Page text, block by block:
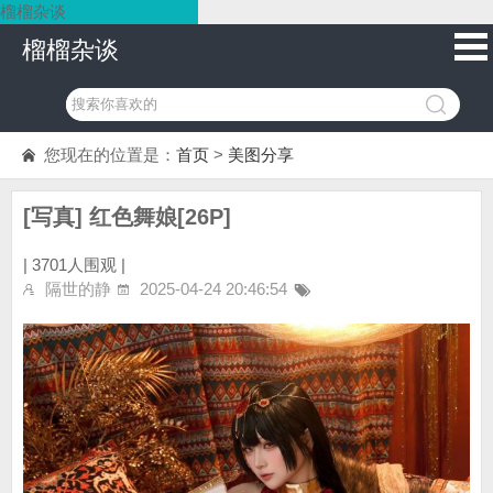
榴榴杂谈
榴榴杂谈
您现在的位置是： 首页 > 美图分享
[写真] 红色舞娘[26P]
| 3701人围观 |
隔世的静
2025-04-24 20:46:54